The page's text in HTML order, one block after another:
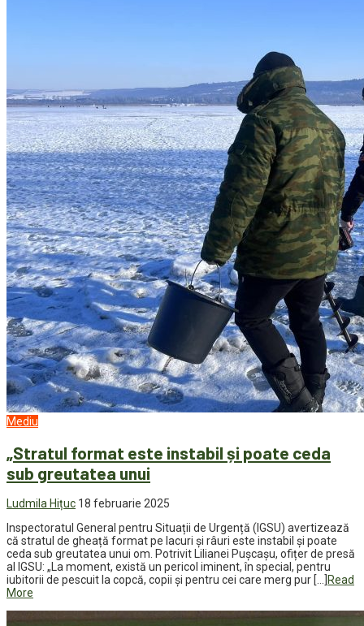
Mediu
„Stratul format este instabil și poate ceda
sub greutatea unui
Ludmila Hițuc 18 februarie 2025
Inspectoratul General pentru Situații de Urgență (IGSU) avertizează
că stratul de gheață format pe lacuri și râuri este instabil și poate
ceda sub greutatea unui om. Potrivit Lilianei Pușcașu, ofițer de presă
al IGSU: „La moment, există un pericol iminent, în special, pentru
iubitorii de pescuit la copcă, copii și pentru cei care merg pur […]
Read
More